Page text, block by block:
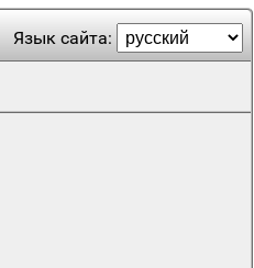
Язык сайта: